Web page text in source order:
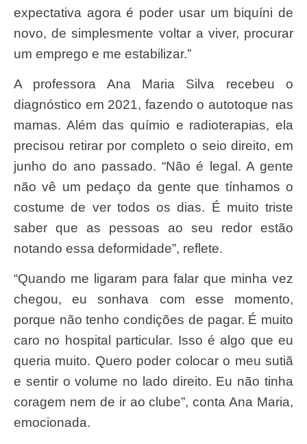
expectativa agora é poder usar um biquíni de
novo, de simplesmente voltar a viver, procurar
um emprego e me estabilizar.”
A professora Ana Maria Silva recebeu o
diagnóstico em 2021, fazendo o autotoque nas
mamas. Além das químio e radioterapias, ela
precisou retirar por completo o seio direito, em
junho do ano passado. “Não é legal. A gente
não vê um pedaço da gente que tínhamos o
costume de ver todos os dias. É muito triste
saber que as pessoas ao seu redor estão
notando essa deformidade”, reflete.
“Quando me ligaram para falar que minha vez
chegou, eu sonhava com esse momento,
porque não tenho condições de pagar. É muito
caro no hospital particular. Isso é algo que eu
queria muito. Quero poder colocar o meu sutiã
e sentir o volume no lado direito. Eu não tinha
coragem nem de ir ao clube”, conta Ana Maria,
emocionada.